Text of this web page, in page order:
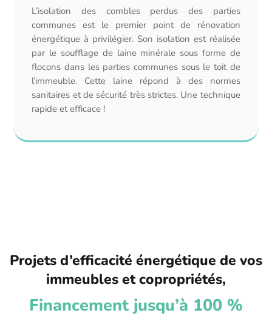
L’isolation des combles perdus des parties
communes est le premier point de rénovation
énergétique à privilégier. Son isolation est réalisée
par le soufflage de laine minérale sous forme de
flocons dans les parties communes sous le toit de
l’immeuble. Cette laine répond à des normes
sanitaires et de sécurité très strictes. Une technique
rapide et efficace !
Projets d’efficacité énergétique de vos
immeubles et copropriétés,
Financement jusqu’à 100 %